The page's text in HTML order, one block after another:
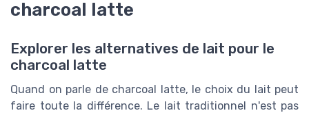
charcoal latte
Explorer les alternatives de lait pour le
charcoal latte
Quand on parle de charcoal latte, le choix du lait peut
faire toute la différence. Le lait traditionnel n'est pas